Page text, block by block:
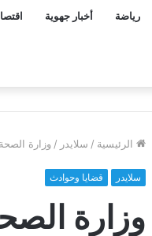
رياضة أخبار جهوية
الرئيسية / سلايدر / وزارة
سلايدر قضايا وحوادث
وزارة